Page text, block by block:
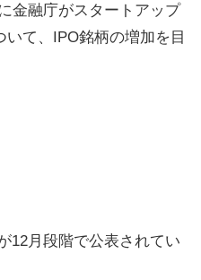
金融庁がスタートアップ
て、IPO銘柄の増加を目
12月段階で公表されてい